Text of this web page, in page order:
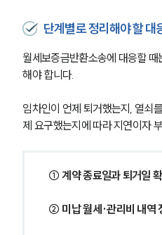
단계별로 정리해야 할 대
월세보증금반환소송에 대응할
해야 합니다.
임차인이 언제 퇴거했는지, 열쇠
제 요구했는지에 따라 지연이자
① 계약 종료일과 퇴거일
② 미납 월세·관리비 내역